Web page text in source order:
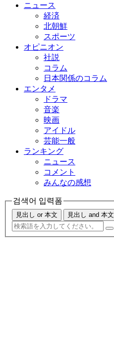
ニュース
経済
北朝鮮
スポーツ
オピニオン
社説
コラム
日本関係のコラム
エンタメ
ドラマ
音楽
映画
アイドル
芸能一般
ランキング
ニュース
コメント
みんなの感想
검색어 입력폼
見出し or 本文 見出し and 本文